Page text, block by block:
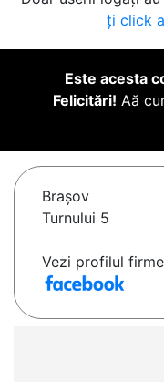
ți click
Este acesta
Felicitări! Aă
Braşov
Turnului 5
Vezi profilul